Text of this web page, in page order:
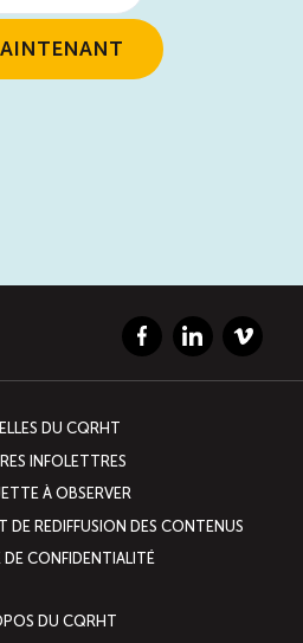
FacebookLinkedInVimeo
DU CQRHT
INFOLETTRES
À OBSERVER
DE REDIFFUSION DES CONTENUS
CONFIDENTIALITÉ
DU CQRHT